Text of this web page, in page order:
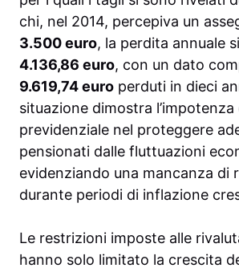
chi, nel 2014, percepiva un
3.500 euro, la perdita annuale
4.136,86 euro, con un dato
9.619,74 euro perduti in dieci
situazione dimostra l’impotenza
previdenziale nel proteggere
pensionati dalle fluttuazioni
evidenziando una mancanza di
durante periodi di inflazione
Le restrizioni imposte alle
hanno solo limitato la crescita